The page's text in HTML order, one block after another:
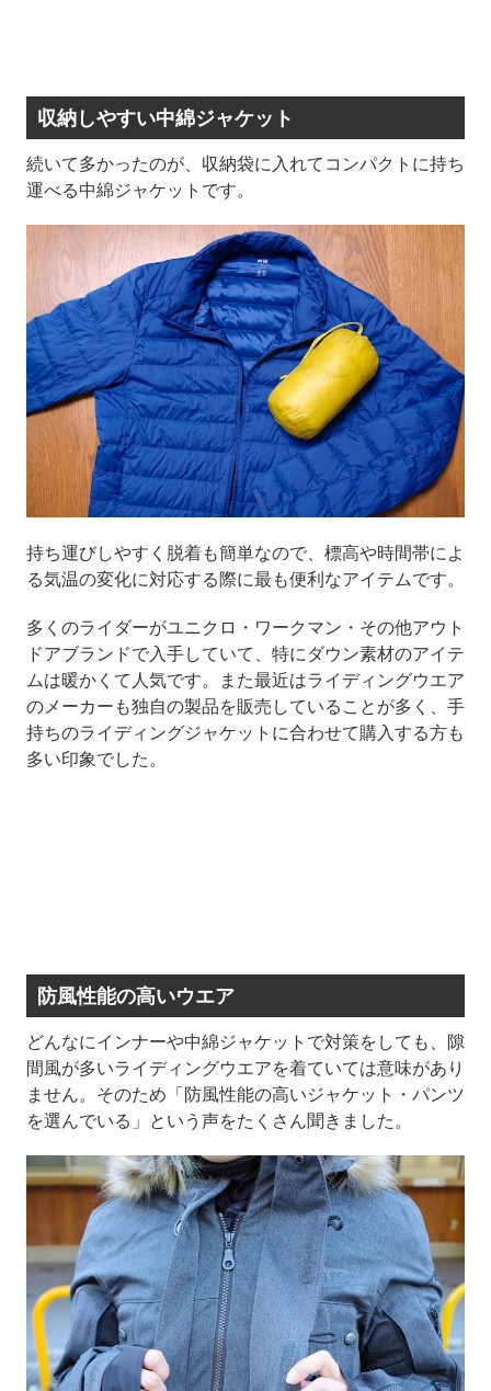
収納しやすい中綿ジャケット
続いて多かったのが、収納袋に入れてコンパクトに持ち
運べる中綿ジャケットです。
持ち運びしやすく脱着も簡単なので、標高や時間帯によ
る気温の変化に対応する際に最も便利なアイテムです。
多くのライダーがユニクロ・ワークマン・その他アウト
ドアブランドで入手していて、特にダウン素材のアイテ
ムは暖かくて人気です。また最近はライディングウエア
のメーカーも独自の製品を販売していることが多く、手
持ちのライディングジャケットに合わせて購入する方も
多い印象でした。
防風性能の高いウエア
どんなにインナーや中綿ジャケットで対策をしても、隙
間風が多いライディングウエアを着ていては意味があり
ません。そのため「防風性能の高いジャケット・パンツ
を選んでいる」という声をたくさん聞きました。